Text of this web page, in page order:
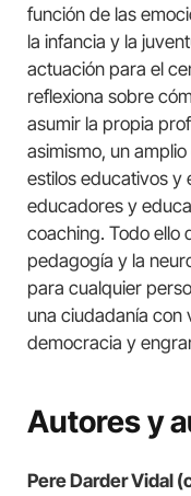
función de las
la infancia y la
actuación para el
reflexiona sobre
asumir la propia
asimismo, un
estilos educativos y
educadores y
coaching. Todo ello
pedagogía y la
para cualquier
una ciudadanía con
democracia y
Autores y
Pere Darder Vidal